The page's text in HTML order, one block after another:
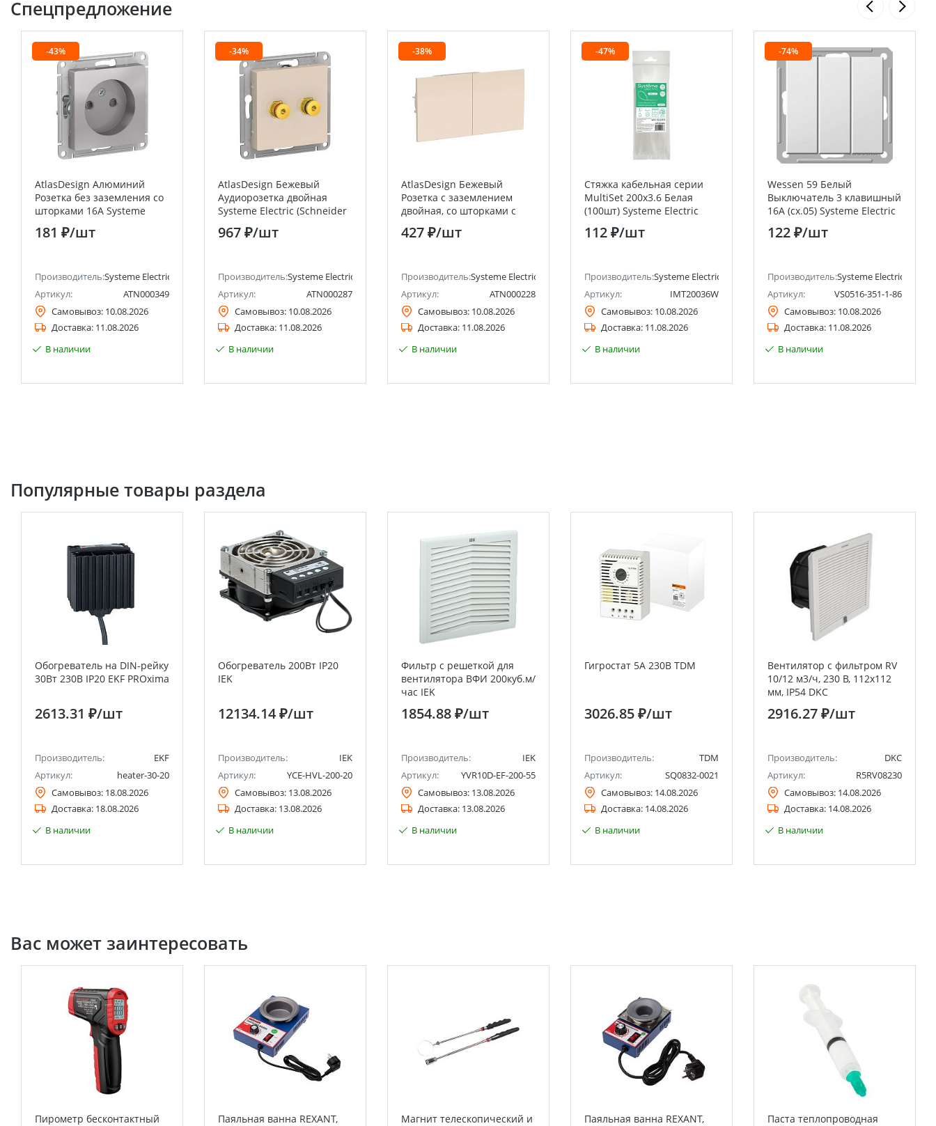
Спецпредложение
Schneider Electric)
-43%
AtlasDesign Алюминий
Розетка без заземления со
шторками 16А Systeme
Electric (Schneider Electric)
181 ₽/шт
Производитель:Systeme Electric (ранее Schneider Electric)
Артикул:
ATN000349
Самовывоз: 10.08.2026
Доставка: 11.08.2026
В наличии
-34%
AtlasDesign Бежевый
Аудиорозетка двойная
Systeme Electric (Schneider
Electric)
967 ₽/шт
Производитель:Systeme Electric (ранее Schneider Electric)
Артикул:
ATN000287
Самовывоз: 10.08.2026
Доставка: 11.08.2026
В наличии
-38%
AtlasDesign Бежевый
Розетка с заземлением
двойная, со шторками с
крышкой, 16А, (в сборе с
рамкой) Systeme Electric
427 ₽/шт
Производитель:Systeme Electric (ранее Schneider Electric)
Артикул:
ATN000228
Самовывоз: 10.08.2026
Доставка: 11.08.2026
В наличии
-47%
Стяжка кабельная серии
MultiSet 200х3.6 Белая
(100шт) Systeme Electric
(Schneider Electric)
112 ₽/шт
Производитель:Systeme Electric (ранее Schneider Electric)
Артикул:
IMT20036W
Самовывоз: 10.08.2026
Доставка: 11.08.2026
В наличии
-74%
Wessen 59 Белый
Выключатель 3 клавишный
16А (сх.05) Systeme Electric
(Schneider Electric)
122 ₽/шт
Производитель:Systeme Electric
Артикул:
VS0516-351-1-86
Самовывоз: 10.08.2026
Доставка: 11.08.2026
В наличии
Популярные товары раздела
Обогреватель на DIN-рейку
30Вт 230В IP20 EKF PROxima
2613.31 ₽/шт
Производитель:
EKF
Артикул:
heater-30-20
Самовывоз: 18.08.2026
Доставка: 18.08.2026
В наличии
Обогреватель 200Вт IP20
IEK
12134.14 ₽/шт
Производитель:
IEK
Артикул:
YCE-HVL-200-20
Самовывоз: 13.08.2026
Доставка: 13.08.2026
В наличии
Фильтр с решеткой для
вентилятора ВФИ 200куб.м/
час IEK
1854.88 ₽/шт
Производитель:
IEK
Артикул:
YVR10D-EF-200-55
Самовывоз: 13.08.2026
Доставка: 13.08.2026
В наличии
Гигростат 5А 230В TDM
3026.85 ₽/шт
Производитель:
TDM
Артикул:
SQ0832-0021
Самовывоз: 14.08.2026
Доставка: 14.08.2026
В наличии
Вентилятор с фильтром RV
10/12 м3/ч, 230 В, 112x112
мм, IP54 DKC
2916.27 ₽/шт
Производитель:
DKC
Артикул:
R5RV08230
Самовывоз: 14.08.2026
Доставка: 14.08.2026
В наличии
Вас может заинтересовать
Пирометр бесконтактный
Паяльная ванна REXANT,
Магнит телескопический и
Паяльная ванна REXANT,
Паста теплопроводная